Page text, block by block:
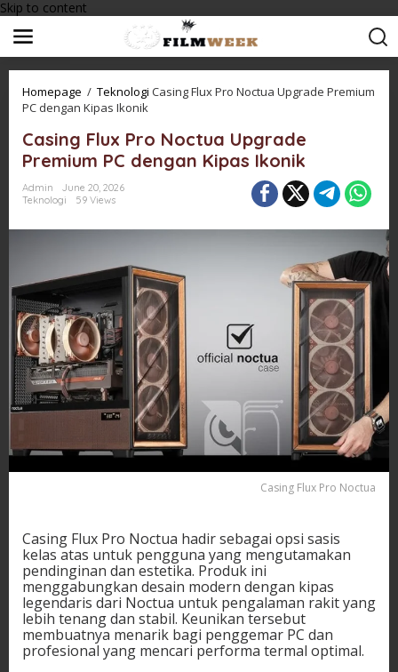
Skip to content
Homepage / Teknologi Casing Flux Pro Noctua Upgrade Premium
PC dengan Kipas Ikonik
Casing Flux Pro Noctua Upgrade
Premium PC dengan Kipas Ikonik
Admin
June 20, 2026
Teknologi
59 Views
Casing Flux Pro Noctua
Casing Flux Pro Noctua hadir sebagai opsi sasis
kelas atas untuk pengguna yang mengutamakan
pendinginan dan estetika. Produk ini
menggabungkan desain modern dengan kipas
legendaris dari Noctua untuk pengalaman rakit yang
lebih tenang dan stabil. Keunikan tersebut
membuatnya menarik bagi penggemar PC dan
profesional yang mencari performa termal optimal.